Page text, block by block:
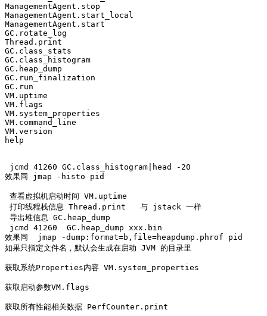
ManagementAgent.stop
ManagementAgent.start_local
ManagementAgent.start
GC.rotate_log
Thread.print
GC.class_stats
GC.class_histogram
GC.heap_dump
GC.run_finalization
GC.run
VM.uptime
VM.flags
VM.system_properties
VM.command_line
VM.version
help
jcmd 41260 GC.class_histogram|head -20
效果同 jmap -histo pid
查看虚拟机启动时间 VM.uptime
打印线程栈信息 Thread.print   与 jstack 一样
导出堆信息 GC.heap_dump
jcmd 41260  GC.heap_dump xxx.bin
效果同  jmap -dump:format=b,file=heapdump.phrof pid
如果只指定文件名，默认会生成在启动 JVM 的目录里
获取系统Properties内容 VM.system_properties
获取启动参数VM.flags
获取所有性能相关数据 PerfCounter.print